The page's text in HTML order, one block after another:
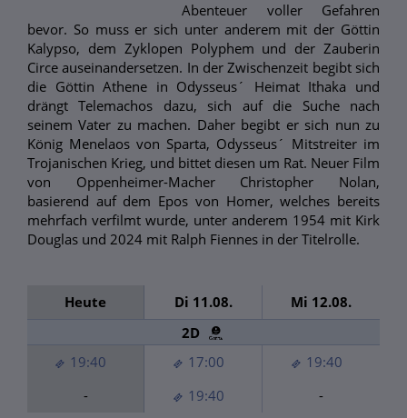
Abenteuer voller Gefahren
bevor. So muss er sich unter anderem mit der Göttin
Kalypso, dem Zyklopen Polyphem und der Zauberin
Circe auseinandersetzen. In der Zwischenzeit begibt sich
die Göttin Athene in Odysseus´ Heimat Ithaka und
drängt Telemachos dazu, sich auf die Suche nach
seinem Vater zu machen. Daher begibt er sich nun zu
König Menelaos von Sparta, Odysseus´ Mitstreiter im
Trojanischen Krieg, und bittet diesen um Rat. Neuer Film
von Oppenheimer-Macher Christopher Nolan,
basierend auf dem Epos von Homer, welches bereits
mehrfach verfilmt wurde, unter anderem 1954 mit Kirk
Douglas und 2024 mit Ralph Fiennes in der Titelrolle.
Heute Di 11.08. Mi 12.08.
19:40 17:00
19:40
-
19:40 -
2D